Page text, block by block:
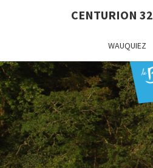
CENTURION 32
WAUQUIEZ